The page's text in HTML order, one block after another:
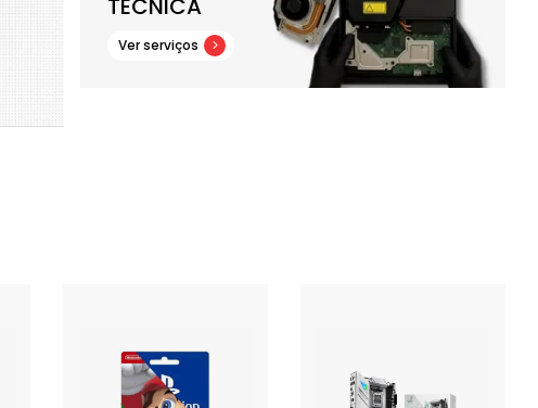
TÊCNICA
Ver serviços